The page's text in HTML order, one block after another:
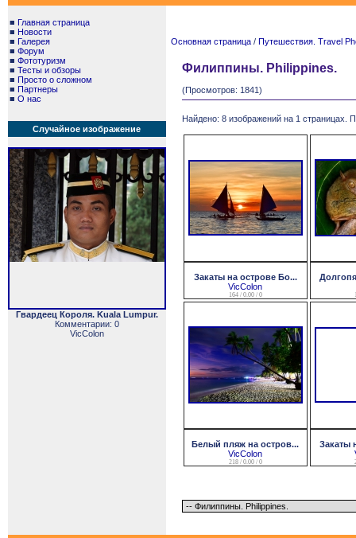
■ Главная страница
■ Новости
■ Галерея
■ Форум
■ Фототуризм
■ Тесты и обзоры
■ Просто о сложном
■ Партнеры
■ О нас
Случайное изображение
Гвардеец Короля. Kuala Lumpur.
Комментарии: 0
VicColon
Основная страница / Путешествия. Travel
Филиппины. Philippines.
(Просмотров: 1841)
Найдено: 8 изображений на 1 страницах.
Закаты на острове Бо...
VicColon
164 / 0.00 / 0
Белый пляж на остров...
VicColon
218 / 0.00 / 0
Закаты